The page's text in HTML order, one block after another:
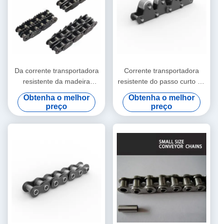
Da corrente transportadora
resistente da madeira
serrada de P80 P80F3
corrente superior afiada do
rolo
Obtenha o melhor
preço
Corrente transportadora
resistente do passo curto do
aço carbono com rolo
superior
Obtenha o melhor
preço